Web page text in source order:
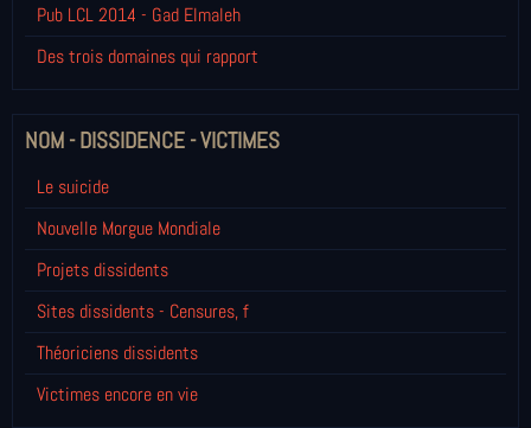
Pub LCL 2014 - Gad Elmaleh
Des trois domaines qui rapport
NOM - DISSIDENCE - VICTIMES
Le suicide
Nouvelle Morgue Mondiale
Projets dissidents
Sites dissidents - Censures, f
Théoriciens dissidents
Victimes encore en vie